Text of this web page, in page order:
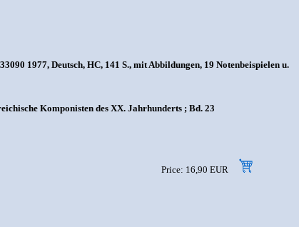
1977, Deutsch, HC, 141 S., mit Abbildungen, 19 Notenbeispielen u.
Komponisten des XX. Jahrhunderts ; Bd. 23
Price: 16,90 EUR